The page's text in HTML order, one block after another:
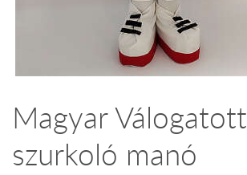
Magyar Válogatott
szurkoló manó